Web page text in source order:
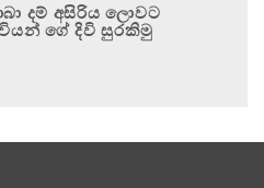
දම් අසිරිය ලොවට
ගේ දිවි සුරකිමු